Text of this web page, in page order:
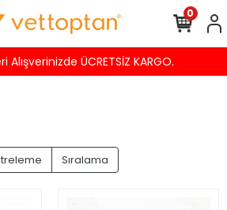
Alışverinizde ÜCRETSİZ KARGO.
0
Sıralama